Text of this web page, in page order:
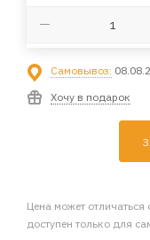
Самовывоз:
Хочу в подарок
Цена может отличаться
доступен только для